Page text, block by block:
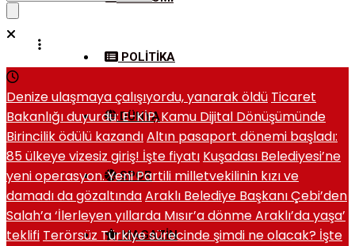
POLITIKA
DÜNYA
SPOR
MAGAZIN
Denize ulaşmaya çalışıyordu, yanarak öldü Ticaret
Bakanlığı duyurdu: E-KİP, Kamu Dijital Dönüşümünde
Birincilik ödülü kazandıAltın pasaport dönemi başladı:
85 ülkeye vizesiz giriş! İşte fiyatı Kuşadası Belediyesi’ne
yeni operasyon. Yeni Partili milletvekilinin kızı ve
damadı da gözaltındaAraklı Belediye Başkanı Çebi’den
Salah’a ‘İlerleyen yıllarda Mısır’a dönme Araklı’da yaşa’
teklifi Terörsüz Türkiye sürecinde şimdi ne olacak? İşte